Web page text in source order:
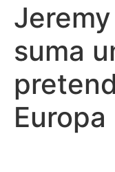
suma
Europa